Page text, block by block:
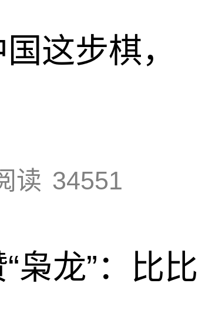
这步棋，
读 34551
枭龙”：比比